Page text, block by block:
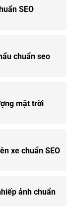
SEO
chuẩn seo
mặt trời
xe chuẩn SEO
ảnh chuẩn